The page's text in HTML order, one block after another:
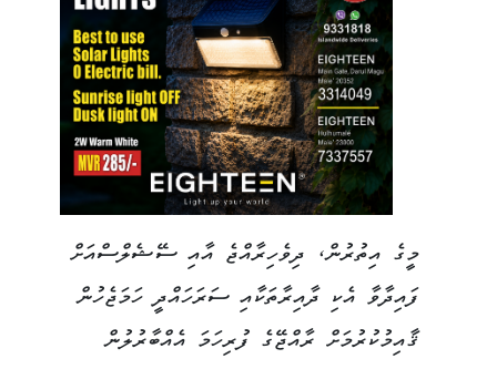
މީގެ އިތުރުން، ދިވެހިރާއްޖެ އާއި ސޭޝެލްސްއަށް
ފައިދާވާ އެކި ދާއިރާތަކާއި ސަރަހައްދީ ހަމަޖެހުން
ޤާއިމުކުރުމަށް ރާއްޖޭގެ ފުރިހަމަ އެއްބާރުލުން